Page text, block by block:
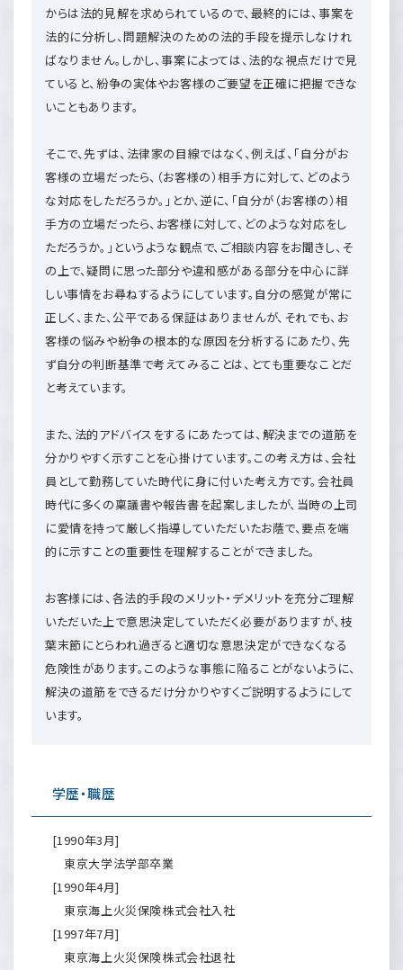
からは法的見解を求められているので、最終的には、事案を
法的に分析し、問題解決のための法的手段を提示しなけれ
ばなりません。しかし、事案によっては、法的な視点だけで見
ていると、紛争の実体やお客様のご要望を正確に把握できな
いこともあります。
そこで、先ずは、法律家の目線ではなく、例えば、「自分がお
客様の立場だったら、（お客様の）相手方に対して、どのよう
な対応をしただろうか。」とか、逆に、「自分が（お客様の）相
手方の立場だったら、お客様に対して、どのような対応をし
ただろうか。」というような観点で、ご相談内容をお聞きし、そ
の上で、疑問に思った部分や違和感がある部分を中心に詳
しい事情をお尋ねするようにしています。自分の感覚が常に
正しく、また、公平である保証はありませんが、それでも、お
客様の悩みや紛争の根本的な原因を分析するにあたり、先
ず自分の判断基準で考えてみることは、とても重要なことだ
と考えています。
また、法的アドバイスをするにあたっては、解決までの道筋を
分かりやすく示すことを心掛けています。この考え方は、会社
員として勤務していた時代に身に付いた考え方です。会社員
時代に多くの稟議書や報告書を起案しましたが、当時の上司
に愛情を持って厳しく指導していただいたお蔭で、要点を端
的に示すことの重要性を理解することができました。
お客様には、各法的手段のメリット・デメリットを充分ご理解
いただいた上で意思決定していただく必要がありますが、枝
葉末節にとらわれ過ぎると適切な意思決定ができなくなる
危険性があります。このような事態に陥ることがないように、
解決の道筋をできるだけ分かりやすくご説明するようにして
います。
学歴・職歴
[1990年3月]
東京大学法学部卒業
[1990年4月]
東京海上火災保険株式会社入社
[1997年7月]
東京海上火災保険株式会社退社